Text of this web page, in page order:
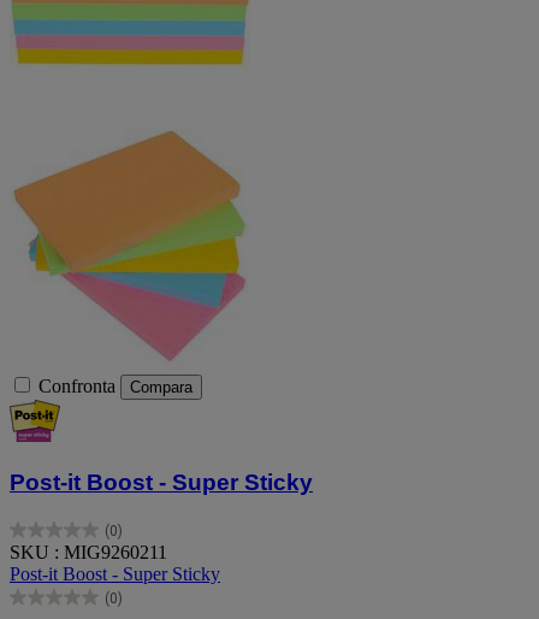
Confronta Compara
Post-it Boost - Super Sticky
(0)
0.0
su
5
stelle.
SKU : MIG9260211
Post-it Boost - Super Sticky
(0)
0.0